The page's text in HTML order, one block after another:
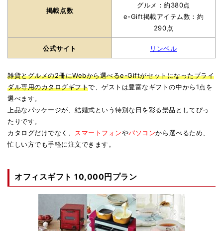
掲載点数
グルメ：約380点
e-Gift掲載アイテム数：約
290点
公式サイト リンベル
雑貨とグルメの2冊にWebから選べるe-Giftがセットになったブライ
ダル専用のカタログギフトで、ゲストは豊富なギフトの中から1点を
選べます。
上品なパッケージが、結婚式という特別な日を彩る景品としてぴっ
たりです。
カタログだけでなく、
スマートフォンやパソコンから選べるため、
忙しい方でも手軽に注文できます。
オフィスギフト 10,000円プラン